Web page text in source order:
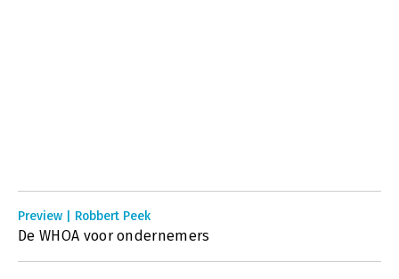
Preview | Robbert Peek
De WHOA voor ondernemers